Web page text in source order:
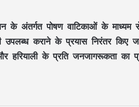
के अंतर्गतपोषण वाटिकाओंके
उपलब्ध कराने के प्रयास निरंतर किए
हरियालीके प्रतिजनजागरूकताका
कांग्रेस को
आरक्षण